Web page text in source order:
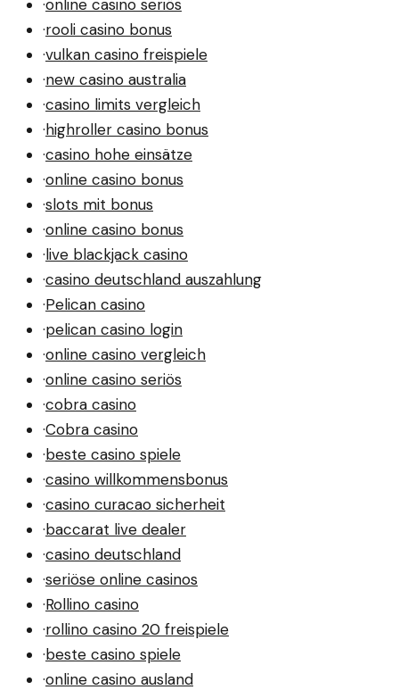
·online casino seriös
·rooli casino bonus
·vulkan casino freispiele
·new casino australia
·casino limits vergleich
·highroller casino bonus
·casino hohe einsätze
·online casino bonus
·slots mit bonus
·online casino bonus
·live blackjack casino
·casino deutschland auszahlung
·Pelican casino
·pelican casino login
·online casino vergleich
·online casino seriös
·cobra casino
·Cobra casino
·beste casino spiele
·casino willkommensbonus
·casino curacao sicherheit
·baccarat live dealer
·casino deutschland
·seriöse online casinos
·Rollino casino
·rollino casino 20 freispiele
·beste casino spiele
·online casino ausland